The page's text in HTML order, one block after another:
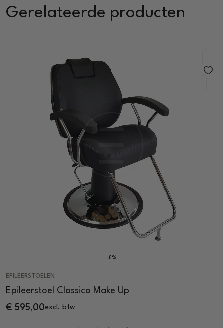
Gerelateerde producten
-8%
EPILEERSTOELEN
Epileerstoel Classico Make Up
€ 595,00excl. btw